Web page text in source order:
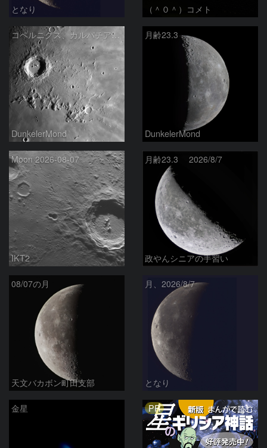
となり （＾０＾）コメト
コペルニクス、カルパチア山脈付近
DunkelerMond
月齢23.3
DunkelerMond
Moon 2026-08-07
IKT2
月齢23.3 2026/8/7
政やんシニアの手習い
08/07の月
天文バカボン町田支部
月、2026/8/7
となり
金星 PR